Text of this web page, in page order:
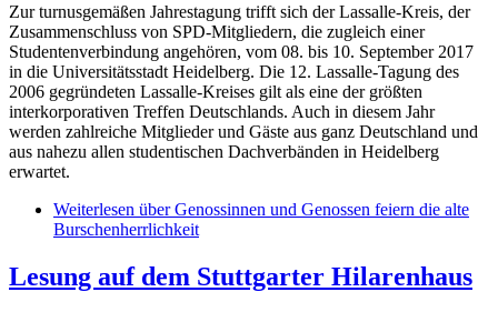
Zur turnusgemäßen Jahrestagung trifft sich der Lassalle-Kreis, der
Zusammenschluss von SPD-Mitgliedern, die zugleich einer
Studentenverbindung angehören, vom 08. bis 10. September 2017
in die Universitätsstadt Heidelberg. Die 12. Lassalle-Tagung des
2006 gegründeten Lassalle-Kreises gilt als eine der größten
interkorporativen Treffen Deutschlands. Auch in diesem Jahr
werden zahlreiche Mitglieder und Gäste aus ganz Deutschland und
aus nahezu allen studentischen Dachverbänden in Heidelberg
erwartet.
Weiterlesen über Genossinnen und Genossen feiern die alte
Burschenherrlichkeit
Lesung auf dem Stuttgarter Hilarenhaus